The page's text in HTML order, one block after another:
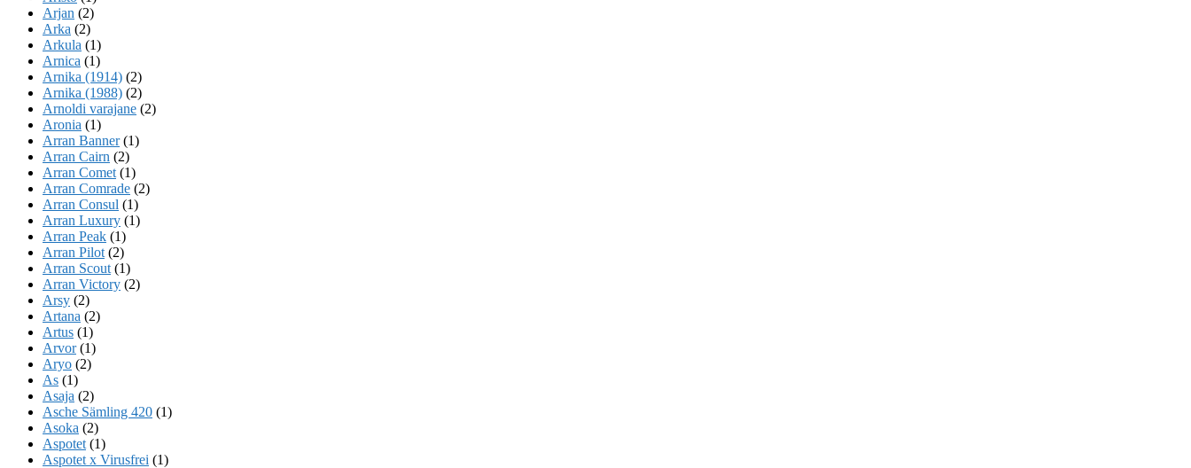
Arjan (2)
Arka (2)
Arkula (1)
Arnica (1)
Arnika (1914) (2)
Arnika (1988) (2)
Arnoldi varajane (2)
Aronia (1)
Arran Banner(1)
Arran Cairn (2)
Arran Comet (1)
Arran Comrade (2)
Arran Consul (1)
Arran Luxury (1)
Arran Peak (1)
Arran Pilot (2)
Arran Scout (1)
Arran Victory (2)
Arsy (2)
Artana (2)
Artus (1)
Arvor(1)
Aryo (2)
As (1)
Asaja (2)
Asche Sämling 420 (1)
Asoka (2)
Aspotet (1)
Aspotet x Virusfrei (1)